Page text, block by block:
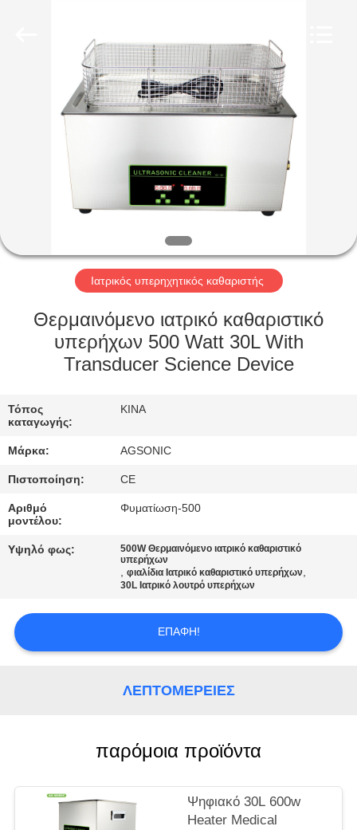
ΠΡΟΪΌΝΤΑ
ΕΜΦΆΝΙΣΗ
ΠΕΡΊΠΟΥ
ΓΎΡΟΣ
ΕΡΓΟΣΤΑΣΊΩΝ
ΠΟΙΟΤΙΚΌΣ
ΈΛΕΓΧΟΣ
ΜΑΣ
ΕΛΆΤΕ
ΣΕ
ΕΙΔΉΣΕΙΣ
ΑΠΌΣΠΑΣΜΑ
SITEMAP
Ιατρικός υπερηχητικός καθαριστής
Θερμαινόμενο ιατρικό καθαριστικό
υπερήχων 500 Watt 30L With
Transducer Science Device
Τόπος
καταγωγής:
ΚΙΝΑ
Μάρκα: AGSONIC
Πιστοποίηση: CE
Αριθμό
μοντέλου:
Φυματίωση-500
Υψηλό φως:
500W Θερμαινόμενο ιατρικό καθαριστικό
υπερήχων
,φιαλίδια Ιατρικό καθαριστικό υπερήχων,
30L Ιατρικό λουτρό υπερήχων
ΕΠΑΦΉ!
ΛΕΠΤΟΜΈΡΕΙΕΣ
παρόμοια προϊόντα
Ψηφιακό 30L 600w
Heater Medical